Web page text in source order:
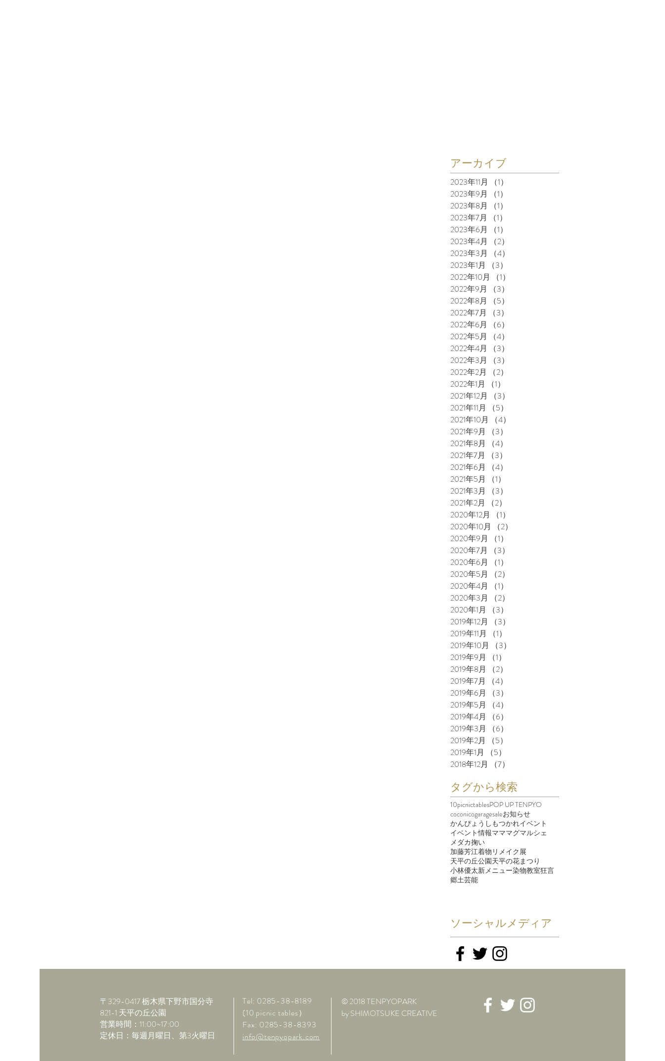
アーカイブ
2023年11月 （1）
2023年9月
（1）
2023年8月
（1）
2023年7月
（1）
2023年6月
（1）
2023年4月
（2）
2023年3月
（4）
2023年1月
（3）
2022年10月
（1）
2022年9月
（3）
2022年8月
（5）
2022年7月
（3）
2022年6月
（6）
2022年5月
（4）
2022年4月
（3）
2022年3月
（3）
2022年2月
（2）
2022年1月
（1）
2021年12月
（3）
2021年11月
（5）
2021年10月
（4）
2021年9月
（3）
2021年8月
（4）
2021年7月
（3）
2021年6月
（4）
2021年5月
（1）
2021年3月
（3）
2021年2月
（2）
2020年12月
（1）
2020年10月
（2）
2020年9月
（1）
2020年7月
（3）
2020年6月
（1）
2020年5月
（2）
2020年4月
（1）
2020年3月
（2）
2020年1月
（3）
2019年12月
（3）
2019年11月
（1）
2019年10月
（3）
2019年9月
（1）
2019年8月
（2）
2019年7月
（4）
2019年6月
（3）
2019年5月
（4）
2019年4月
（6）
2019年3月
（6）
2019年2月
（5）
2019年1月
（5）
2018年12月
（7）
タグから検索
10picnictablesPOP UP TENPYO
coconicogaragesaleお知らせ
かんぴょう しもつかれイベント
イベント情報マママグマルシェ
メダカ掬い
加藤芳江着物リメイク展
天平の丘公園天平の花まつり
小林優太新メニュー染物教室狂言
郷土芸能
ソーシャルメディア
〒329-0417 栃木県下野市国分寺
821-1 ​天平の丘公園
​営業時間：11:00~17:00
​定休日：毎週月曜日、第3火曜日
Tel: 0285-38-8189
(10 picnic tables）
Fax: 0285-38-8393
info@tenpyopark.com
© 2018 TENPYOPARK
by SHIMOTSUKE CREATIVE